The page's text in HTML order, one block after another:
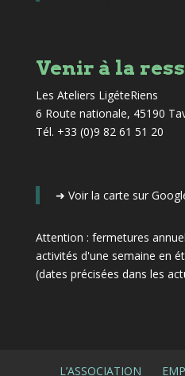
Venir à la
Les Ateliers LigéteRiens
6 Route nationale, 45190
Tél. +33 (0)9 82 61 51 20
➜ Voir la carte sur
Attention : fermetures
activités d'une semaine en
(dates précisées dans les
L’ASSOCIATION